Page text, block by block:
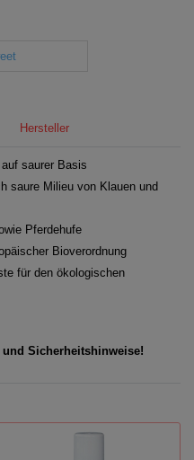
Hersteller
saurer Basis
saure Milieu von Klauen und
Pferdehufe
Bioverordnung
für den ökologischen
Sicherheitshinweise!